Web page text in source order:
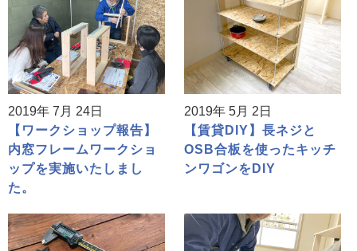
2019年 7月 24日
【ワークショップ報告】
内窓フレームワークショ
ップを実施いたしまし
た。
2019年 5月 2日
【賃貸DIY】長ネジと
OSB合板を使ったキッチ
ンワゴンをDIY